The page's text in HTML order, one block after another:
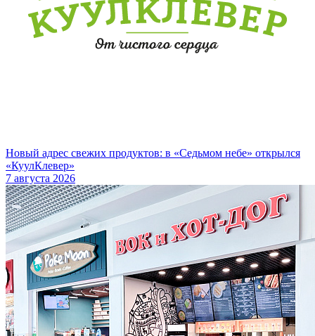
Новый адрес свежих продуктов: в «Седьмом небе» открылся
«КуулКлевер»
7 августа 2026